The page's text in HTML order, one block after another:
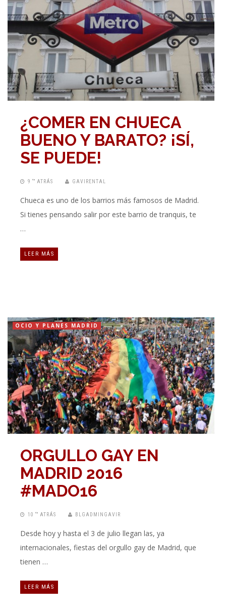
¿COMER EN CHUECA
BUENO Y BARATO? ¡SÍ,
SE PUEDE!
9 “” ATRÁS GAVIRENTAL
Chueca es uno de los barrios más famosos de Madrid.
Si tienes pensando salir por este barrio de tranquis, te
…
LEER MÁS
OCIO Y PLANES MADRID
ORGULLO GAY EN
MADRID 2016
#MADO16
10 “” ATRÁS BLGADMINGAVIR
Desde hoy y hasta el 3 de julio llegan las, ya
internacionales, fiestas del orgullo gay de Madrid, que
tienen …
LEER MÁS